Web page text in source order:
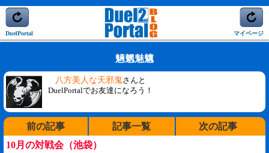
DuelPortal マイページ
魎魍魅魑
八方美人な天邪鬼さんと
DuelPortalでお友達になろう！
前の記事 記事一覧
次の記事
10月の対戦会（池袋）